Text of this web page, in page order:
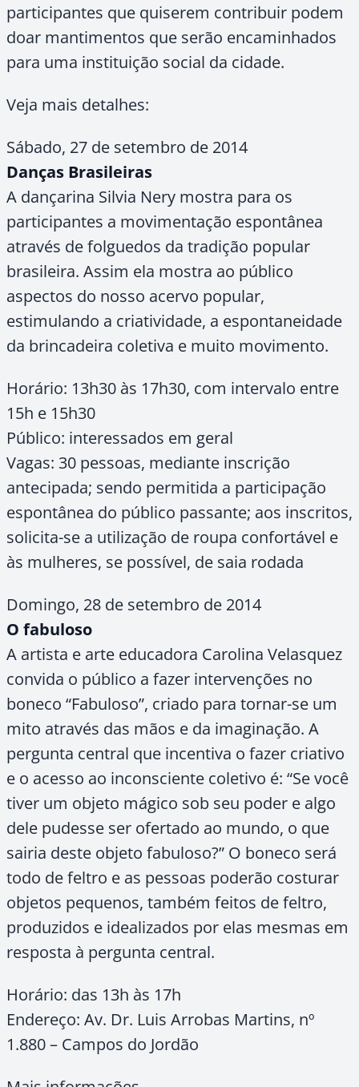
participantes que quiserem contribuir podem
doar mantimentos que serão encaminhados
para uma instituição social da cidade.
Veja mais detalhes:
Sábado, 27 de setembro de 2014
Danças Brasileiras
A dançarina Silvia Nery mostra para os
participantes a movimentação espontânea
através de folguedos da tradição popular
brasileira. Assim ela mostra ao público
aspectos do nosso acervo popular,
estimulando a criatividade, a espontaneidade
da brincadeira coletiva e muito movimento.
Horário: 13h30 às 17h30, com intervalo entre
15h e 15h30
Público: interessados em geral
Vagas: 30 pessoas, mediante inscrição
antecipada; sendo permitida a participação
espontânea do público passante; aos inscritos,
solicita-se a utilização de roupa confortável e
às mulheres, se possível, de saia rodada
Domingo, 28 de setembro de 2014
O fabuloso
A artista e arte educadora Carolina Velasquez
convida o público a fazer intervenções no
boneco “Fabuloso”, criado para tornar-se um
mito através das mãos e da imaginação. A
pergunta central que incentiva o fazer criativo
e o acesso ao inconsciente coletivo é: “Se você
tiver um objeto mágico sob seu poder e algo
dele pudesse ser ofertado ao mundo, o que
sairia deste objeto fabuloso?” O boneco será
todo de feltro e as pessoas poderão costurar
objetos pequenos, também feitos de feltro,
produzidos e idealizados por elas mesmas em
resposta à pergunta central.
Horário: das 13h às 17h
Endereço: Av. Dr. Luis Arrobas Martins, nº
1.880 – Campos do Jordão